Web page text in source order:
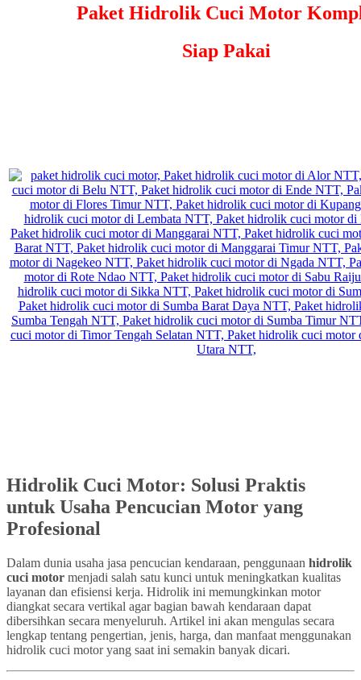
Paket Hidrolik Cuci Motor
Siap Pakai
Hidrolik Cuci Motor: Solusi Praktis
untuk Usaha Pencucian Motor yang
Profesional
Dalam dunia usaha jasa pencucian kendaraan, penggunaan hidrolik
cuci motor menjadi salah satu kunci untuk meningkatkan kualitas
layanan dan efisiensi kerja. Hidrolik ini memungkinkan motor
diangkat secara vertikal agar bagian bawah kendaraan dapat
dibersihkan secara menyeluruh. Artikel ini akan mengulas secara
lengkap tentang pengertian, jenis, harga, dan manfaat menggunakan
hidrolik cuci motor yang saat ini semakin banyak dicari.